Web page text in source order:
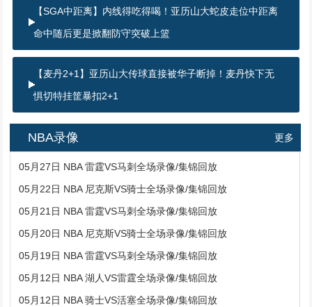
【SGA中距离】内线得吃得喝！亚历山大蛇皮走位中距离
命中随后更是掀翻防守突破上篮
【麦丹2+1】亚历山大传球直接被华子断掉！麦丹快下无
惧切特挂筐暴扣2+1
NBA录像 更多
05月27日 NBA 雷霆VS马刺全场录像/集锦回放
05月22日 NBA 尼克斯VS骑士全场录像/集锦回放
05月21日 NBA 雷霆VS马刺全场录像/集锦回放
05月20日 NBA 尼克斯VS骑士全场录像/集锦回放
05月19日 NBA 雷霆VS马刺全场录像/集锦回放
05月12日 NBA 湖人VS雷霆全场录像/集锦回放
05月12日 NBA 骑士VS活塞全场录像/集锦回放